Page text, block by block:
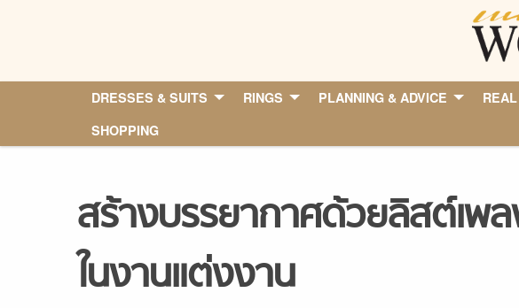
DRESSES & SUITS RINGS PLANNING & ADVICE
SHOPPING
สร้างบรรยากาศด้วยลิสต์เพ
ในงานแต่งงาน